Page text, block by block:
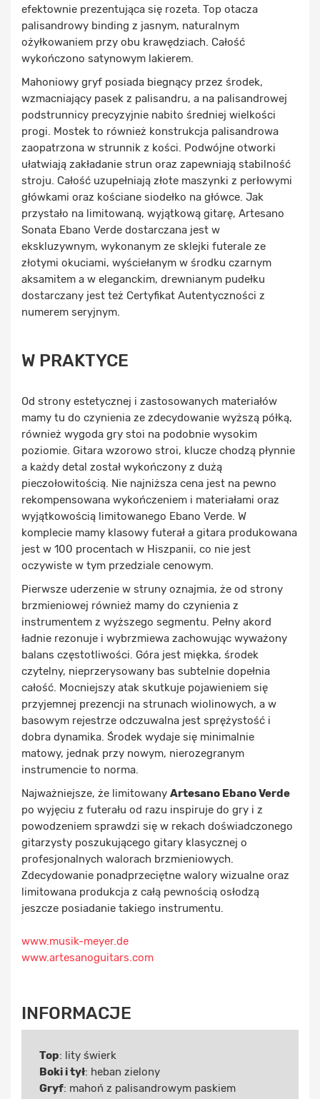
efektownie prezentująca się rozeta. Top otacza
palisandrowy binding z jasnym, naturalnym
ożyłkowaniem przy obu krawędziach. Całość
wykończono satynowym lakierem.
Mahoniowy gryf posiada biegnący przez środek,
wzmacniający pasek z palisandru, a na palisandrowej
podstrunnicy precyzyjnie nabito średniej wielkości
progi. Mostek to również konstrukcja palisandrowa
zaopatrzona w strunnik z kości. Podwójne otworki
ułatwiają zakładanie strun oraz zapewniają stabilność
stroju. Całość uzupełniają złote maszynki z perłowymi
główkami oraz kościane siodełko na główce. Jak
przystało na limitowaną, wyjątkową gitarę, Artesano
Sonata Ebano Verde dostarczana jest w
ekskluzywnym, wykonanym ze sklejki futerale ze
złotymi okuciami, wyściełanym w środku czarnym
aksamitem a w eleganckim, drewnianym pudełku
dostarczany jest też Certyfikat Autentyczności z
numerem seryjnym.
W PRAKTYCE
Od strony estetycznej i zastosowanych materiałów
mamy tu do czynienia ze zdecydowanie wyższą półką,
również wygoda gry stoi na podobnie wysokim
poziomie. Gitara wzorowo stroi, klucze chodzą płynnie
a każdy detal został wykończony z dużą
pieczołowitością. Nie najniższa cena jest na pewno
rekompensowana wykończeniem i materiałami oraz
wyjątkowością limitowanego Ebano Verde. W
komplecie mamy klasowy futerał a gitara produkowana
jest w 100 procentach w Hiszpanii, co nie jest
oczywiste w tym przedziale cenowym.
Pierwsze uderzenie w struny oznajmia, że od strony
brzmieniowej również mamy do czynienia z
instrumentem z wyższego segmentu. Pełny akord
ładnie rezonuje i wybrzmiewa zachowując wyważony
balans częstotliwości. Góra jest miękka, środek
czytelny, nieprzerysowany bas subtelnie dopełnia
całość. Mocniejszy atak skutkuje pojawieniem się
przyjemnej prezencji na strunach wiolinowych, a w
basowym rejestrze odczuwalna jest sprężystość i
dobra dynamika. Środek wydaje się minimalnie
matowy, jednak przy nowym, nierozegranym
instrumencie to norma.
Najważniejsze, że limitowany Artesano Ebano Verde
po wyjęciu z futerału od razu inspiruje do gry i z
powodzeniem sprawdzi się w rekach doświadczonego
gitarzysty poszukującego gitary klasycznej o
profesjonalnych walorach brzmieniowych.
Zdecydowanie ponadprzeciętne walory wizualne oraz
limitowana produkcja z całą pewnością osłodzą
jeszcze posiadanie takiego instrumentu.
www.musik-meyer.de
www.artesanoguitars.com
INFORMACJE
Top: lity świerk
Boki i tył: heban zielony
Gryf: mahoń z palisandrowym paskiem